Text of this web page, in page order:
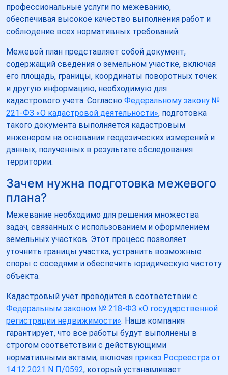
профессиональные услуги по межеванию,
обеспечивая высокое качество выполнения работ и
соблюдение всех нормативных требований.
Межевой план представляет собой документ,
содержащий сведения о земельном участке, включая
его площадь, границы, координаты поворотных точек
и другую информацию, необходимую для
кадастрового учета. Согласно Федеральному закону №
221-ФЗ «О кадастровой деятельности», подготовка
такого документа выполняется кадастровым
инженером на основании геодезических измерений и
данных, полученных в результате обследования
территории.
Зачем нужна подготовка межевого
плана?
Межевание необходимо для решения множества
задач, связанных с использованием и оформлением
земельных участков. Этот процесс позволяет
уточнить границы участка, устранить возможные
споры с соседями и обеспечить юридическую чистоту
объекта.
Кадастровый учет проводится в соответствии с
Федеральным законом № 218-ФЗ «О государственной
регистрации недвижимости». Наша компания
гарантирует, что все работы будут выполнены в
строгом соответствии с действующими
нормативными актами, включая приказ Росреестра от
14.12.2021 N П/0592, который устанавливает